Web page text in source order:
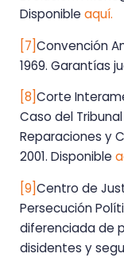
Disponible aquí.
[7] Convención
1969. Garantías
[8] Corte
Caso del
Reparaciones y
2001. Disponible
[9]Centro de
Persecución
diferenciada de
disidentes y